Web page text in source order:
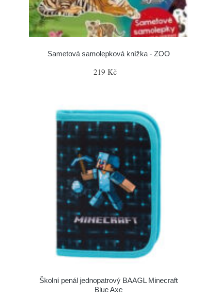
Sametová samolepková knížka - ZOO
219 Kč
Školní penál jednopatrový BAAGL Minecraft
Blue Axe